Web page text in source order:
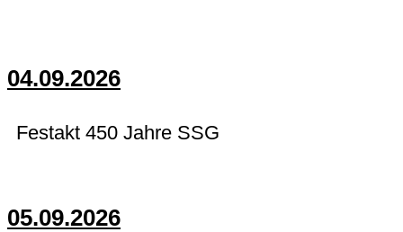
04.09.2026
Festakt 450 Jahre SSG
05.09.2026